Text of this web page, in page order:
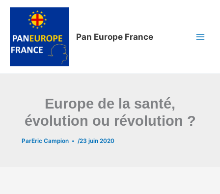
Aller
Pan Europe France
Europe de la santé,
évolution ou révolution ?
ParEric Campion /23 juin 2020